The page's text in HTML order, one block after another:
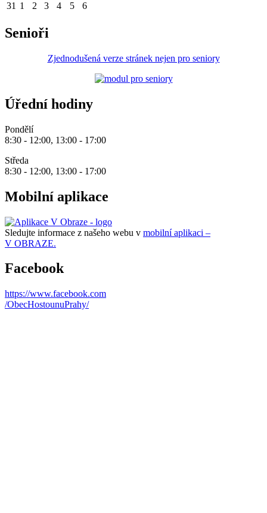
31 1 2 3 4 5 6
Senioři
Zjednodušená verze stránek nejen pro seniory
Úřední hodiny
Pondělí
8:30 - 12:00, 13:00 - 17:00
Středa
8:30 - 12:00, 13:00 - 17:00
Mobilní aplikace
Sledujte informace z našeho webu v mobilní aplikaci –
V OBRAZE.
Facebook
https://www.facebook.com
/ObecHostounuPrahy/